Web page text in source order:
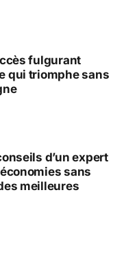
fulgurant
qui triomphe sans
d’un expert
sans
meilleures